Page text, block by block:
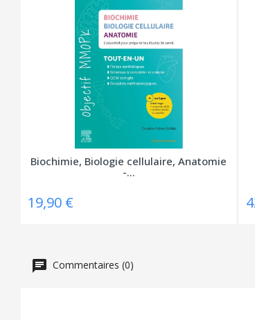
Biochimie, Biologie cellulaire, Anatomie
-...
19,90 €
Commentaires (0)